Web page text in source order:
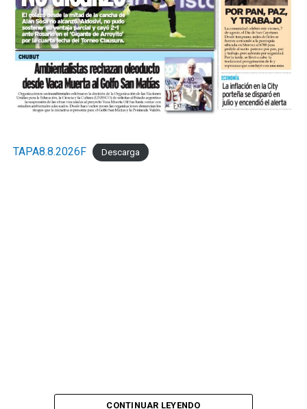
TAPA8.8.2026F Descarga
CONTINUAR LEYENDO